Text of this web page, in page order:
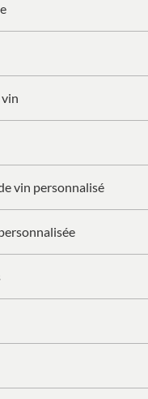
vin personnalisé